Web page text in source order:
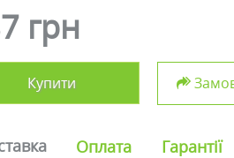
грн
Купити
Оплата Гарантії